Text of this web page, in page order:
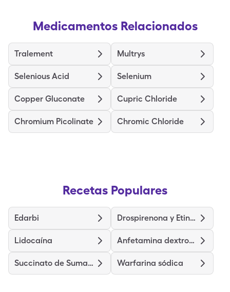
Medicamentos Relacionados
Tralement Multrys
Selenious Acid Selenium
Copper Gluconate Cupric Chloride
Chromium Picolinate Chromic Chloride
Recetas Populares
Edarbi Drospirenona y Etinilestradiol
Lidocaína Anfetamina dextroanfetamina de liberación prolongada
Succinato de Sumatriptán Warfarina sódica